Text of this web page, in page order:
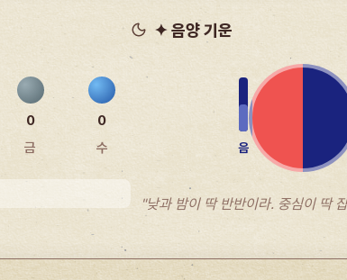
0
금
0
수
✦ 음양 기운
음
"낮과 밤이 딱 반반이라. 중심이 딱